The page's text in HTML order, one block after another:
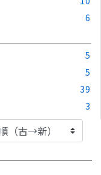
6
5
5
39
3